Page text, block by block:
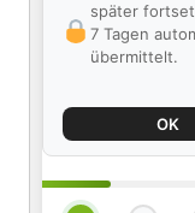
später
7 Tagen
übermittelt.
OK